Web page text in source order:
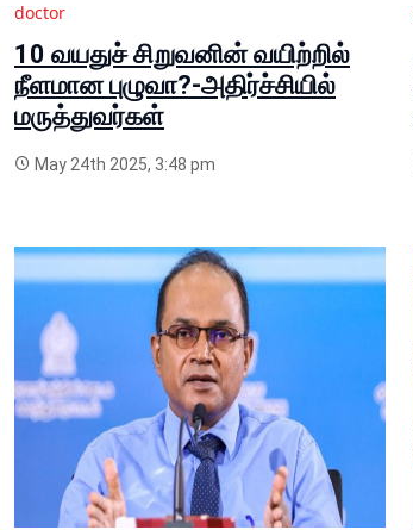
doctor
10 வயதுச் சிறுவனின் வயிற்றில்
நீளமான புழுவா?-அதிர்ச்சியில்
மருத்துவர்கள்
May 24th 2025, 3:48 pm